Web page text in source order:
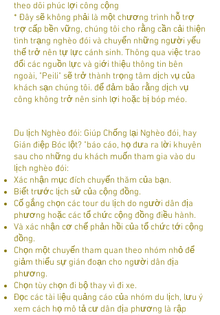
theo dõi phúc lợi công cộng
* Đây sẽ không phải là một chương trình hỗ trợ
trợ cấp bền vững, chúng tôi cho rằng cần cải thiện
tình trạng nghèo đói và chuyển những người yếu
thế trở nên tự lực cánh sinh. Thông qua việc trao
đổi các nguồn lực và giới thiệu thông tin bên
ngoài, "Peili" sẽ trở thành trọng tâm dịch vụ của
khách sạn chúng tôi. để đảm bảo rằng dịch vụ
công không trở nên sinh lợi hoặc bị bóp méo.
Du lịch Nghèo đói: Giúp Chống lại Nghèo đói, hay
Gián điệp Bóc lột? "báo cáo, họ đưa ra lời khuyên
sau cho những du khách muốn tham gia vào du
lịch nghèo đói:
Xác nhận mục đích chuyến thăm của bạn.
Biết trước lịch sử của cộng đồng.
Cố gắng chọn các tour du lịch do người dân địa
phương hoặc các tổ chức cộng đồng điều hành.
Và xác nhận cơ chế phản hồi của tổ chức tới cộng
đồng.
Chọn một chuyến tham quan theo nhóm nhỏ để
giảm thiểu sự gián đoạn cho người dân địa
phương.
Chọn tùy chọn đi bộ thay vì đi xe.
Đọc các tài liệu quảng cáo của nhóm du lịch, lưu ý
xem cách họ mô tả cư dân địa phương là rập